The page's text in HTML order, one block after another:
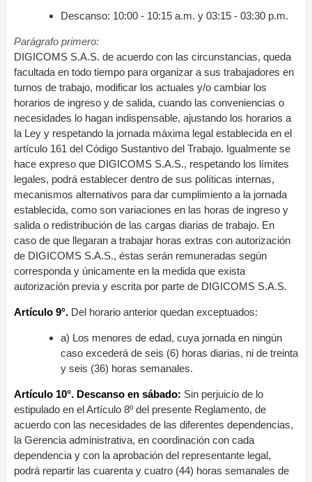
Descanso: 10:00 - 10:15 a.m. y 03:15 - 03:30 p.m.
Parágrafo primero:
DIGICOMS S.A.S. de acuerdo con las circunstancias, queda
facultada en todo tiempo para organizar a sus trabajadores en
turnos de trabajo, modificar los actuales y/o cambiar los
horarios de ingreso y de salida, cuando las conveniencias o
necesidades lo hagan indispensable, ajustando los horarios a
la Ley y respetando la jornada máxima legal establecida en el
artículo 161 del Código Sustantivo del Trabajo. Igualmente se
hace expreso que DIGICOMS S.A.S., respetando los límites
legales, podrá establecer dentro de sus políticas internas,
mecanismos alternativos para dar cumplimiento a la jornada
establecida, como son variaciones en las horas de ingreso y
salida o redistribución de las cargas diarias de trabajo. En
caso de que llegaran a trabajar horas extras con autorización
de DIGICOMS S.A.S., éstas serán remuneradas según
corresponda y únicamente en la medida que exista
autorización previa y escrita por parte de DIGICOMS S.A.S.
Artículo 9°. Del horario anterior quedan exceptuados:
a) Los menores de edad, cuya jornada en ningún
caso excederá de seis (6) horas diarias, ni de treinta
y seis (36) horas semanales.
Artículo 10°. Descanso en sábado: Sin perjuicio de lo
estipulado en el Artículo 8º del presente Reglamento, de
acuerdo con las necesidades de las diferentes dependencias,
la Gerencia administrativa, en coordinación con cada
dependencia y con la aprobación del representante legal,
podrá repartir las cuarenta y cuatro (44) horas semanales de